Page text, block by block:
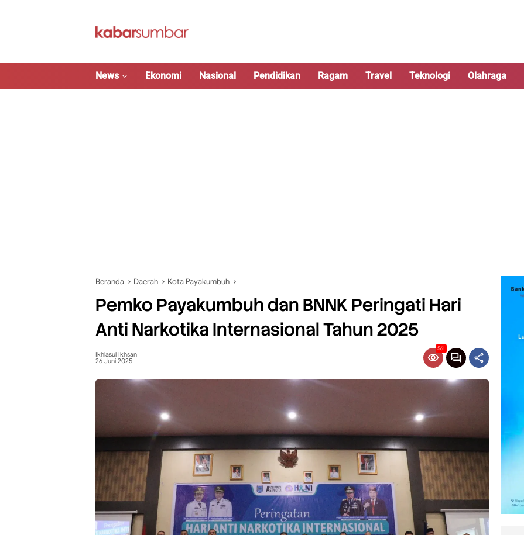
News Ekonomi Nasional Pendidikan Ragam Travel Teknologi Olahraga
Beranda Daerah Kota Payakumbuh
Pemko Payakumbuh dan BNNK Peringati Hari
Anti Narkotika Internasional Tahun 2025
Ikhlasul Ikhsan
26 Juni 2025
561